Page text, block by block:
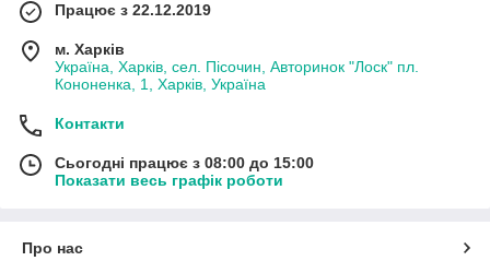
Працює з 22.12.2019
м. Харків
Україна, Харків, сел. Пісочин, Авторинок "Лоск" пл.
Кононенка, 1, Харків, Україна
Контакти
Сьогодні працює з 08:00 до 15:00
Показати весь графік роботи
Про нас